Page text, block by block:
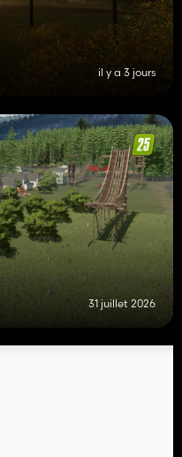
il y a 3 jours
31 juillet 2026